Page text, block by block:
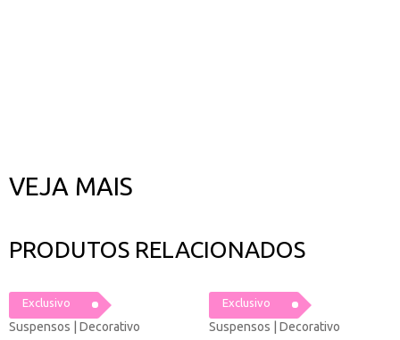
VEJA MAIS
PRODUTOS RELACIONADOS
Exclusivo
Suspensos | Decorativo
Exclusivo
Suspensos | Decorativo